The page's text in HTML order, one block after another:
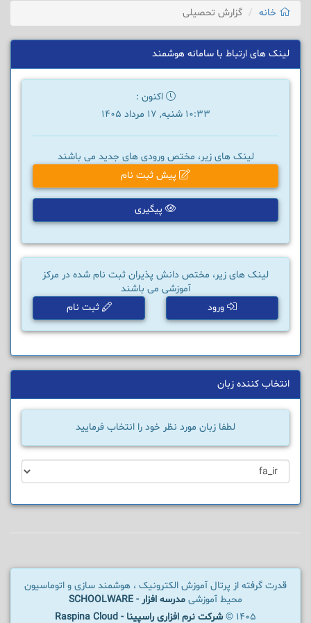
خانه گزارش تحصیلی
لینک های ارتباط با سامانه هوشمند
اکنون :
10:33 شنبه, 17 مرداد 1405
لینک های زیر، مختص ورودی های جدید می باشند
پیش ثبت نام
پیگیری
لینک های زیر، مختص دانش پذیران ثبت نام شده در مرکز
آموزشی می باشند
ورود
ثبت نام
انتخاب کننده زبان
لطفا زبان مورد نظر خود را انتخاب فرمایید
قدرت گرفته از پرتال آموزش الکترونیک ، هوشمند سازی و اتوماسیون
محیط آموزشی مدرسه افزار - SCHOOLWARE
1405 ©
شرکت نرم افزاری راسپینا - Raspina Cloud